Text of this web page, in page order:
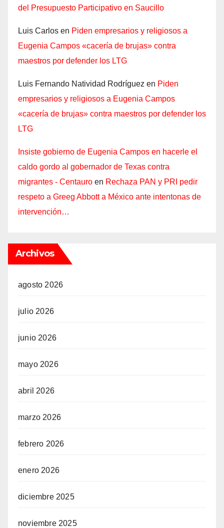
del Presupuesto Participativo en Saucillo
Luis Carlos en Piden empresarios y religiosos a
Eugenia Campos «cacería de brujas» contra
maestros por defender los LTG
Luis Fernando Natividad Rodríguez en Piden
empresarios y religiosos a Eugenia Campos
«cacería de brujas» contra maestros por defender los
LTG
Insiste gobierno de Eugenia Campos en hacerle el
caldo gordo al gobernador de Texas contra
migrantes - Centauro en Rechaza PAN y PRI pedir
respeto a Greeg Abbott a México ante intentonas de
intervención…
Archivos
agosto 2026
julio 2026
junio 2026
mayo 2026
abril 2026
marzo 2026
febrero 2026
enero 2026
diciembre 2025
noviembre 2025